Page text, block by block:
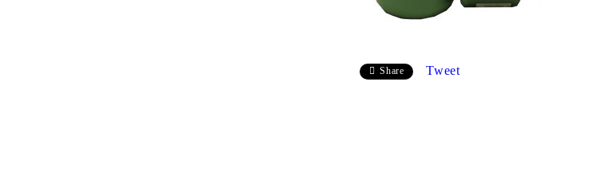
Share Tweet